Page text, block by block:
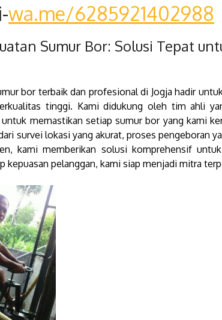
wa.me/6285921402988
Sumur Bor: Solusi Tepat
bor terbaik dan profesional di Jogja hadir
tinggi. Kami didukung oleh tim ahli
memastikan setiap sumur bor yang kami
survei lokasi yang akurat, proses pengeboran
kami memberikan solusi komprehensif
kepuasan pelanggan, kami siap menjadi mitra